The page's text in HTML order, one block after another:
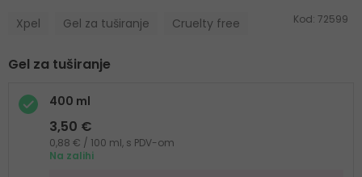
Xpel Gel za tuširanje Cruelty free Kod: 72599
Gel za tuširanje
400 ml
3,50 €
0,88 € / 100 ml, s PDV-om
Na zalihi